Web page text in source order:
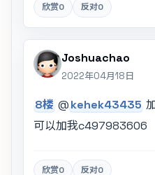
欣赏0 反对0
Joshuachao
2022年04月18日
8楼 @kehek43435
可以加我c497983606
欣赏0 反对0